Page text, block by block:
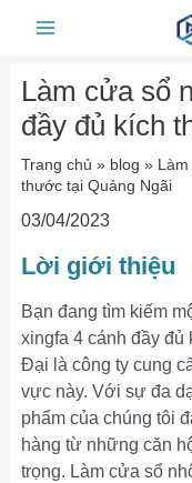
Main
Làm cửa sổ
đầy đủ kích
Trang chủ » blog »
thước tại Quảng Ngãi
03/04/2023
Lời giới thiệu
Bạn đang tìm kiếm
xingfa 4 cánh đầy
Đại là công ty cung
vực này. Với sự đa
phẩm của chúng tôi
hàng từ những căn
trọng. Làm cửa sổ